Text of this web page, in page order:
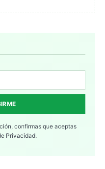
confirmas que aceptas
Privacidad.